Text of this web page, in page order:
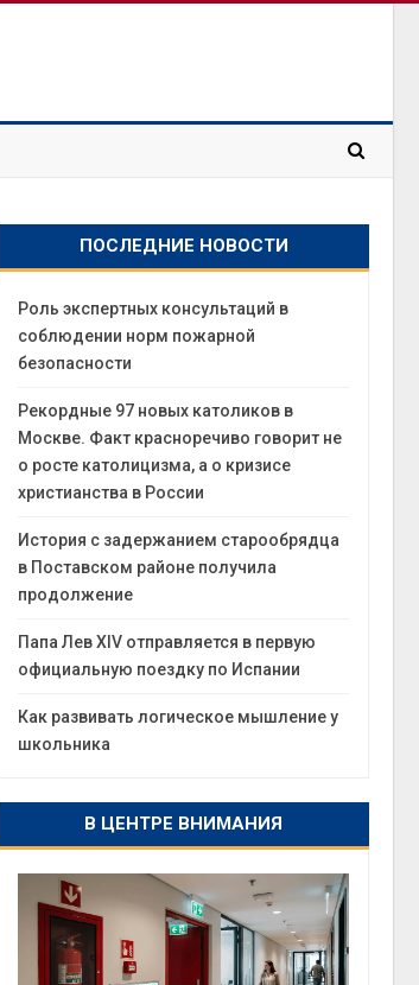
ПОСЛЕДНИЕ НОВОСТИ
Роль экспертных консультаций в
соблюдении норм пожарной
безопасности
Рекордные 97 новых католиков в
Москве. Факт красноречиво говорит не
о росте католицизма, а о кризисе
христианства в России
История с задержанием старообрядца
в Поставском районе получила
продолжение
Папа Лев XIV отправляется в первую
официальную поездку по Испании
Как развивать логическое мышление у
школьника
В ЦЕНТРЕ ВНИМАНИЯ